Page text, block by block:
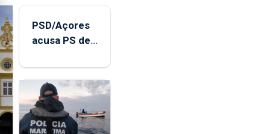
PSD/Açores
acusa PS de
contraditória"
sobre
evolução
turística